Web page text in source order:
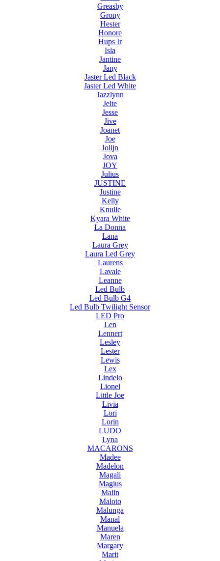
Greasby
Grony
Hester
Honore
Hups Ir
Isla
Jantine
Jany
Jaster Led Black
Jaster Led White
Jazzlynn
Jelte
Jesse
Jive
Joanet
Joe
Jolijn
Jova
JOY
Julius
JUSTINE
Justine
Kelly
Knulle
Kyara White
La Donna
Lana
Laura Grey
Laura Led Grey
Laurens
Lavale
Leanne
Led Bulb
Led Bulb G4
Led Bulb Twilight Sensor
LED Pro
Len
Lennert
Lesley
Lester
Lewis
Lex
Lindelo
Lionel
Little Joe
Livia
Lori
Lorin
LUDO
Lyna
MACARONS
Madee
Madelon
Magali
Magius
Malin
Maloto
Malunga
Manal
Manuela
Maren
Margary
Marit